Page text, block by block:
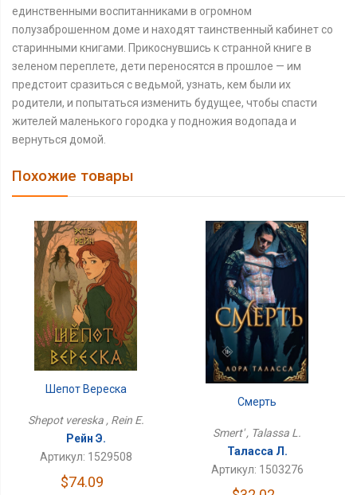
единственными воспитанниками в огромном
полузаброшенном доме и находят таинственный кабинет со
старинными книгами. Прикоснувшись к странной книге в
зеленом переплете, дети переносятся в прошлое — им
предстоит сразиться с ведьмой, узнать, кем были их
родители, и попытаться изменить будущее, чтобы спасти
жителей маленького городка у подножия водопада и
вернуться домой.
Похожие товары
Шепот Вереска
Shepot vereska , Rein E.
Рейн Э.
Артикул: 1529508
$74.09
Смерть
Smert' , Talassa L.
Таласса Л.
Артикул: 1503276